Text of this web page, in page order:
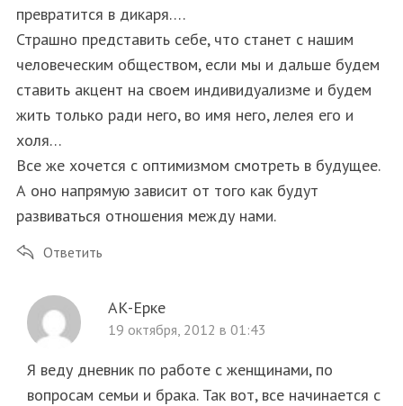
превратится в дикаря….
Страшно представить себе, что станет с нашим
человеческим обществом, если мы и дальше будем
ставить акцент на своем индивидуализме и будем
жить только ради него, во имя него, лелея его и
холя…
Все же хочется с оптимизмом смотреть в будущее.
А оно напрямую зависит от того как будут
развиваться отношения между нами.
Ответить
АК-Ерке
19 октября, 2012 в 01:43
Я веду дневник по работе с женщинами, по
вопросам семьи и брака. Так вот, все начинается с